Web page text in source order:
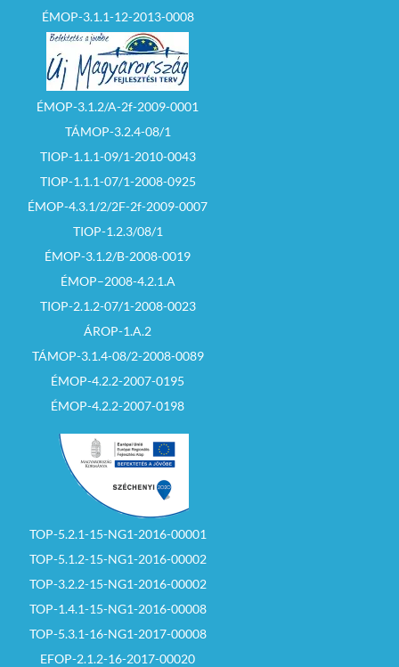
ÉMOP-3.1.1-12-2013-0008
ÉMOP-3.1.2/A-2f-2009-0001
TÁMOP-3.2.4-08/1
TIOP-1.1.1-09/1-2010-0043
TIOP-1.1.1-07/1-2008-0925
ÉMOP-4.3.1/2/2F-2f-2009-0007
TIOP-1.2.3/08/1
ÉMOP-3.1.2/B-2008-0019
ÉMOP–2008-4.2.1.A
TIOP-2.1.2-07/1-2008-0023
ÁROP-1.A.2
TÁMOP-3.1.4-08/2-2008-0089
ÉMOP-4.2.2-2007-0195
ÉMOP-4.2.2-2007-0198
TOP-5.2.1-15-NG1-2016-00001
TOP-5.1.2-15-NG1-2016-00002
TOP-3.2.2-15-NG1-2016-00002
TOP-1.4.1-15-NG1-2016-00008
TOP-5.3.1-16-NG1-2017-00008
EFOP-2.1.2-16-2017-00020